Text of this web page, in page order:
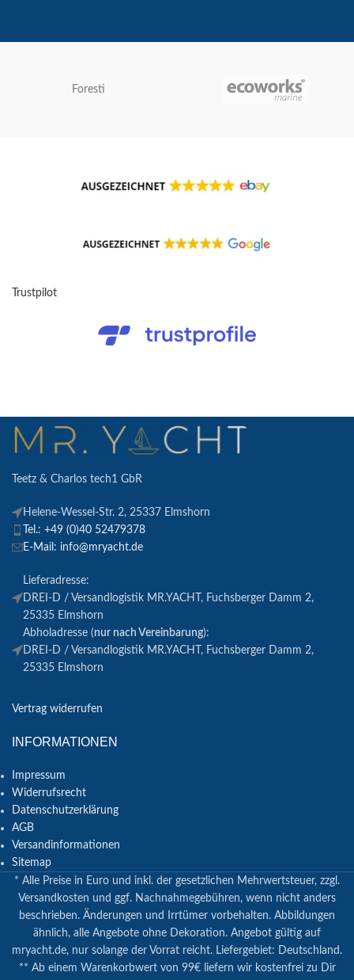
Foresti
Trustpilot
Teetz & Charlos tech1 GbR
Helene-Wessel-Str. 2, 25337 Elmshorn
Tel.: +49 (0)40 52479378
E-Mail: info@mryacht.de
Lieferadresse:
DREI-D / Versandlogistik MR.YACHT, Fuchsberger Damm 2,
25335 Elmshorn
Abholadresse (nur nach Vereinbarung):
DREI-D / Versandlogistik MR.YACHT, Fuchsberger Damm 2,
25335 Elmshorn
Vertrag widerrufen
INFORMATIONEN
Impressum
Widerrufsrecht
Datenschutzerklärung
AGB
Versandinformationen
Sitemap
* Alle Preise in Euro und inkl. der gesetzlichen Mehrwertsteuer, zzgl.
Versandkosten und ggf. Nachnahmegebühren, wenn nicht anders
beschrieben. Änderungen und Irrtümer vorbehalten. Abbildungen
ähnlich, alle Angebote ohne Dekoration. Angebot gültig auf
mryacht.de, nur solange der Vorrat reicht. Liefergebiet: Deutschland.
** Ab einem Warenkorbwert von 99€ liefern wir kostenfrei zu Dir